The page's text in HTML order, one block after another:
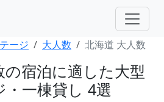
ージ 大人数 北海道 大人数
宿泊に適した大型
一棟貸し 4選